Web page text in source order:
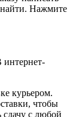
Нажмите
курьером.
чтобы
сдачу с любой